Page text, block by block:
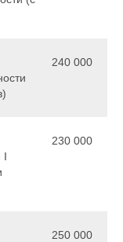
240 000
I
230 000
250 000